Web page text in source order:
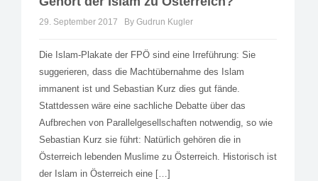
29. September 2017 By Gudrun Kugler
Die Islam-Plakate der FPÖ sind eine Irreführung: Sie
suggerieren, dass die Machtübernahme des Islam
immanent ist und Sebastian Kurz dies gut fände.
Stattdessen wäre eine sachliche Debatte über das
Aufbrechen von Parallelgesellschaften notwendig, so wie
Sebastian Kurz sie führt: Natürlich gehören die in
Österreich lebenden Muslime zu Österreich. Historisch ist
der Islam in Österreich eine […]